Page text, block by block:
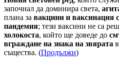
започнал да доминира света,
плана за вакцини и ваксинация
пандемия; тези ваксини не са
холокоста, който ще доведе до
вграждане на знака на звярата
същества. (Продължи)